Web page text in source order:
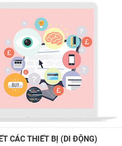
CÁC THIẾT BỊ (DI ĐỘNG)